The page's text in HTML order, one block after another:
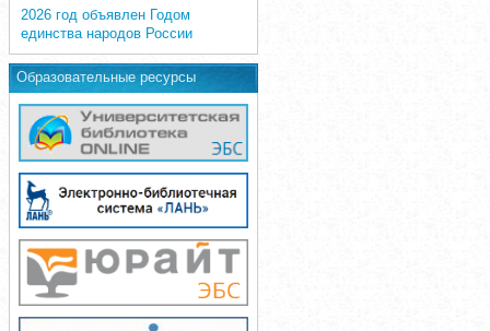
2026 год объявлен Годом
единства народов России
Образовательные ресурсы